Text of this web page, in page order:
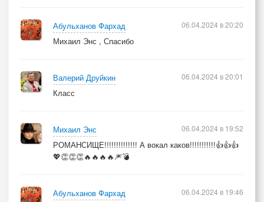
Абульханов Фархад
Михаил Энс , Спасибо
06.04.2024 в 20:20
Валерий Друйкин
Класс
06.04.2024 в 20:01
Михаил Энс
РОМАНСИЩЕ!!!!!!!!!!!!!! А вокал каков!!!!!!!!!!!👍👍👍
💖👏👏👏🔥🔥🔥🔥🎆💣
06.04.2024 в 19:52
Абульханов Фархад
06.04.2024 в 19:46